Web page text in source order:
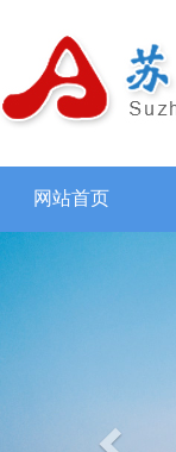
网站首页